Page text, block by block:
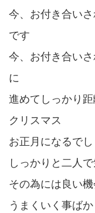
今、お付き合い
です
今、お付き合い
に
進めてしっかり
クリスマス
お正月になるでし
しっかりと二人
その為には良い
うまくいく事ば